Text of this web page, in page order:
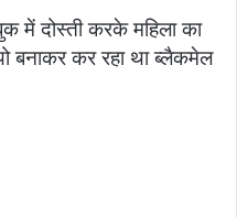
में दोस्ती करके महिला का
बनाकर कर रहा था ब्लैकमेल